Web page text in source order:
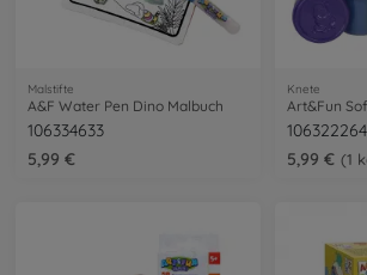
Malstifte
A&F Water Pen Dino Malbuch
106334633
5,99 €
Knete
106322264
5,99 €
1